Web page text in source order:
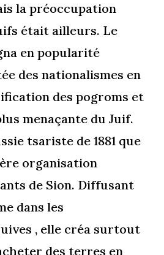
la préoccupation
était ailleurs. Le
en popularité
des nationalismes en
des pogroms et
menaçante du Juif.
tsariste de 1881 que
organisation
de Sion. Diffusant
dans les
, elle créa surtout
des terres en